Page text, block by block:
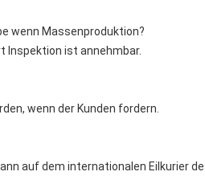
wenn Massenproduktion?
Inspektion ist annehmbar.
wenn der Kunden fordern.
auf dem internationalen Eilkurier